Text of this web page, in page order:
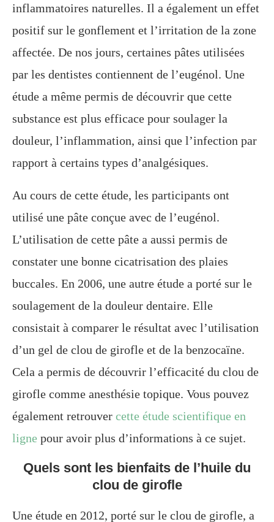
inflammatoires naturelles. Il a également un effet
positif sur le gonflement et l’irritation de la zone
affectée. De nos jours, certaines pâtes utilisées
par les dentistes contiennent de l’eugénol. Une
étude a même permis de découvrir que cette
substance est plus efficace pour soulager la
douleur, l’inflammation, ainsi que l’infection par
rapport à certains types d’analgésiques.
Au cours de cette étude, les participants ont
utilisé une pâte conçue avec de l’eugénol.
L’utilisation de cette pâte a aussi permis de
constater une bonne cicatrisation des plaies
buccales. En 2006, une autre étude a porté sur le
soulagement de la douleur dentaire. Elle
consistait à comparer le résultat avec l’utilisation
d’un gel de clou de girofle et de la benzocaïne.
Cela a permis de découvrir l’efficacité du clou de
girofle comme anesthésie topique. Vous pouvez
également retrouver cette étude scientifique en
ligne pour avoir plus d’informations à ce sujet.
Quels sont les bienfaits de l’huile du
clou de girofle
Une étude en 2012, porté sur le clou de girofle, a